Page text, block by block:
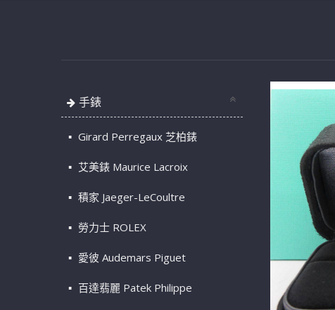
手錶
Girard Perregaux 芝柏錶
艾美錶 Maurice Lacroix
積家 Jaeger-LeCoultre
勞力士 ROLEX
愛彼 Audemars Piguet
百達翡麗 Patek Philippe